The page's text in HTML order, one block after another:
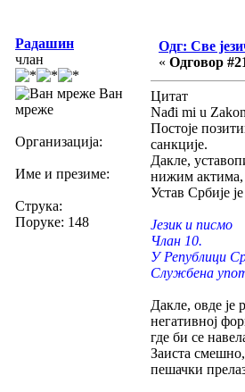
Радашин
члан
Ван
мреже
Организација:
Име и презиме:
Струка:
Поруке: 148
Одг: Све
« Одговор
Цитат
Nađi mi u
Постоје
санкције.
Дакле,
нижим актима,
Устав Србије
Језик и писмо
Члан 10.
У Републици
Службена
Дакле, овде је
негативној
где би се
Заиста
пешачки